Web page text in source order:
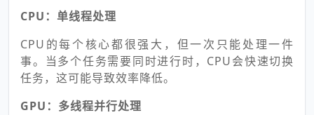
CPU：单线程处理
CPU的每个核心都很强大，但一次只能处理一件
事。当多个任务需要同时进行时，CPU会快速切换
任务，这可能导致效率降低。
GPU：多线程并行处理